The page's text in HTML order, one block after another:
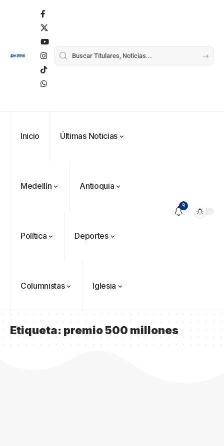
Inicio Últimas Noticias
Medellín Antioquia
Política Deportes
Columnistas Iglesia
9
Etiqueta:premio 500 millones